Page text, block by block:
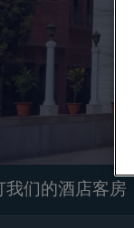
们的酒店客房